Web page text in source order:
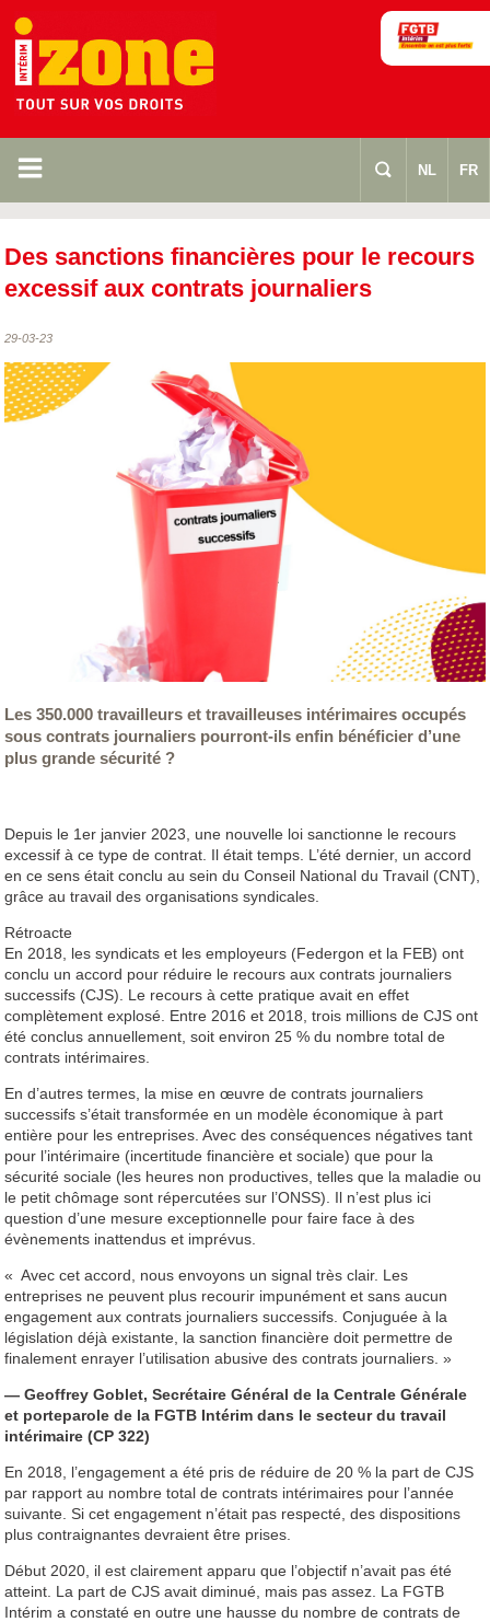
m s NL FR
Des sanctions financières pour le recours
excessif aux contrats journaliers
29-03-23
Les 350.000 travailleurs et travailleuses intérimaires occupés
sous contrats journaliers pourront-ils enfin bénéficier d’une
plus grande sécurité ?
Depuis le 1er janvier 2023, une nouvelle loi sanctionne le recours
excessif à ce type de contrat. Il était temps. L’été dernier, un accord
en ce sens était conclu au sein du Conseil National du Travail (CNT),
grâce au travail des organisations syndicales.
Rétroacte
En 2018, les syndicats et les employeurs (Federgon et la FEB) ont
conclu un accord pour réduire le recours aux contrats journaliers
successifs (CJS). Le recours à cette pratique avait en effet
complètement explosé. Entre 2016 et 2018, trois millions de CJS ont
été conclus annuellement, soit environ 25 % du nombre total de
contrats intérimaires.
En d’autres termes, la mise en œuvre de contrats journaliers
successifs s’était transformée en un modèle économique à part
entière pour les entreprises. Avec des conséquences négatives tant
pour l’intérimaire (incertitude financière et sociale) que pour la
sécurité sociale (les heures non productives, telles que la maladie ou
le petit chômage sont répercutées sur l’ONSS). Il n’est plus ici
question d’une mesure exceptionnelle pour faire face à des
évènements inattendus et imprévus.
« Avec cet accord, nous envoyons un signal très clair. Les
entreprises ne peuvent plus recourir impunément et sans aucun
engagement aux contrats journaliers successifs. Conjuguée à la
législation déjà existante, la sanction financière doit permettre de
finalement enrayer l’utilisation abusive des contrats journaliers. »
— Geoffrey Goblet, Secrétaire Général de la Centrale Générale
et porteparole de la FGTB Intérim dans le secteur du travail
intérimaire (CP 322)
En 2018, l’engagement a été pris de réduire de 20 % la part de CJS
par rapport au nombre total de contrats intérimaires pour l’année
suivante. Si cet engagement n’était pas respecté, des dispositions
plus contraignantes devraient être prises.
Début 2020, il est clairement apparu que l’objectif n’avait pas été
atteint. La part de CJS avait diminué, mais pas assez. La FGTB
Intérim a constaté en outre une hausse du nombre de contrats de